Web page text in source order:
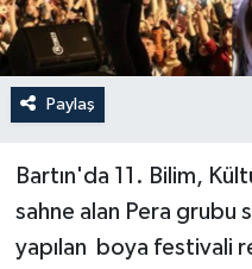
Paylaş
Bartın'da 11. Bilim,
sahne alan Pera grubu
yapılan boya festivali
Turizm
Yaşam
DÜNYA